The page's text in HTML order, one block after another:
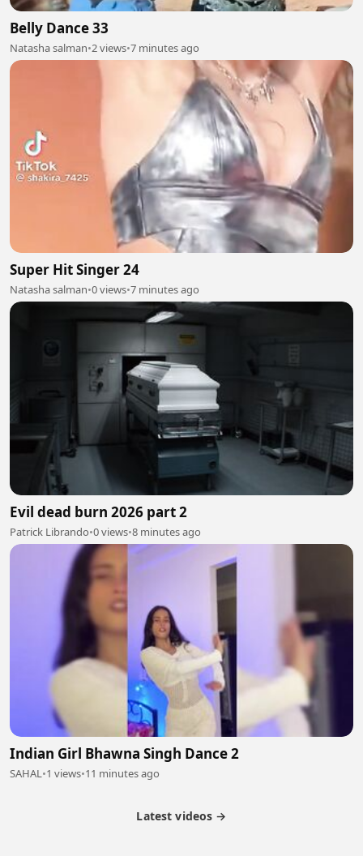
Belly Dance 33
Natasha salman•2 views•7 minutes ago
Super Hit Singer 24
Natasha salman•0 views•7 minutes ago
Evil dead burn 2026 part 2
Patrick Librando•0 views•8 minutes ago
Indian Girl Bhawna Singh Dance 2
SAHAL•1 views•11 minutes ago
Latest videos →